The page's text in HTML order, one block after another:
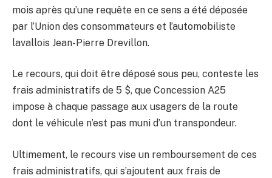
mois après qu’une requête en ce sens a été déposée
par l’Union des consommateurs et l’automobiliste
lavallois Jean-Pierre Drevillon.
Le recours, qui doit être déposé sous peu, conteste les
frais administratifs de 5 $, que Concession A25
impose à chaque passage aux usagers de la route
dont le véhicule n’est pas muni d’un transpondeur.
Ultimement, le recours vise un remboursement de ces
frais administratifs, qui s’ajoutent aux frais de